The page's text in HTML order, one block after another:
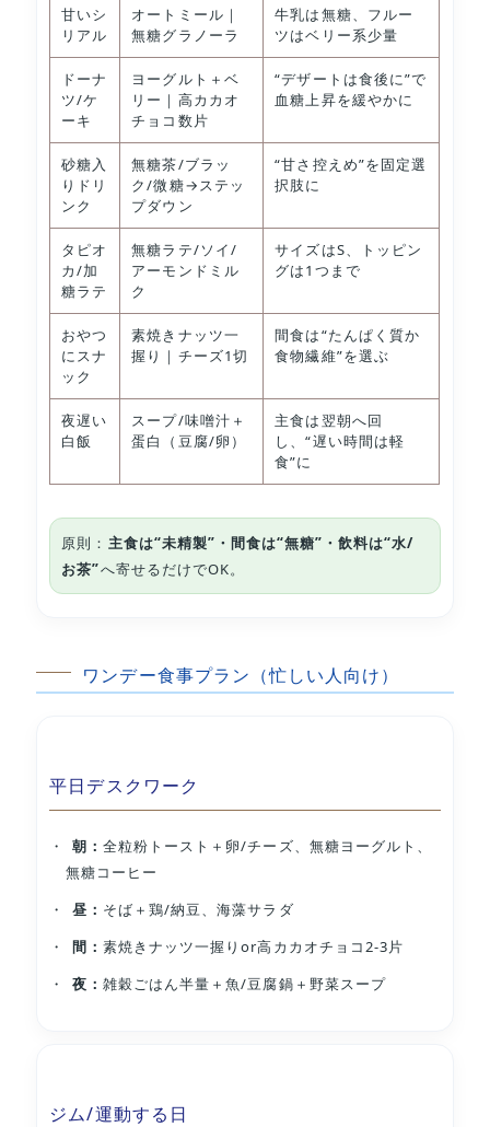
甘いシ
リアル
オートミール｜
無糖グラノーラ
牛乳は無糖、フルー
ツはベリー系少量
ドーナ
ツ/ケ
ーキ
ヨーグルト＋ベ
リー｜高カカオ
チョコ数片
“デザートは食後に”で
血糖上昇を緩やかに
砂糖入
りドリ
ンク
無糖茶/ブラッ
ク/微糖→ステッ
プダウン
“甘さ控えめ”を固定選
択肢に
タピオ
カ/加
糖ラテ
無糖ラテ/ソイ/
アーモンドミル
ク
サイズはS、トッピン
グは1つまで
おやつ
にスナ
ック
素焼きナッツ一
握り｜チーズ1切
間食は“たんぱく質か
食物繊維”を選ぶ
夜遅い
白飯
スープ/味噌汁＋
蛋白（豆腐/卵）
主食は翌朝へ回
し、“遅い時間は軽
食”に
原則： 主食は“未精製”・間食は“無糖”・飲料は“水/
お茶”へ寄せるだけでOK。
ワンデー食事プラン（忙しい人向け）
平日デスクワーク
朝：全粒粉トースト＋卵/チーズ、無糖ヨーグルト、
無糖コーヒー
昼： そば＋鶏/納豆、海藻サラダ
間：素焼きナッツ一握りor高カカオチョコ2-3片
夜：雑穀ごはん半量＋魚/豆腐鍋＋野菜スープ
ジム/運動する日